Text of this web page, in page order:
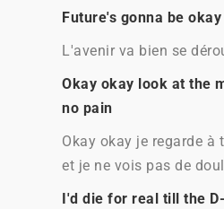
Future's gonna be okay
L'avenir va bien se
Okay okay look at the
no pain
Okay okay je regarde à
et je ne vois pas de
I'd die for real till the